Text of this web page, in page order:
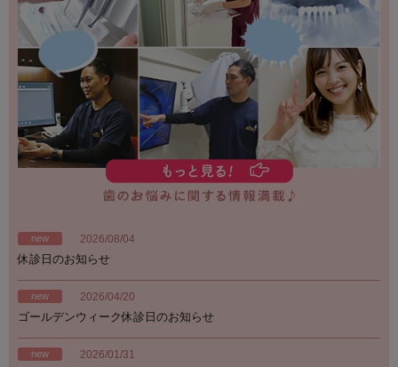
new 2026/08/04
休診日のお知らせ
new 2026/04/20
ゴールデンウィーク休診日のお知らせ
new 2026/01/31